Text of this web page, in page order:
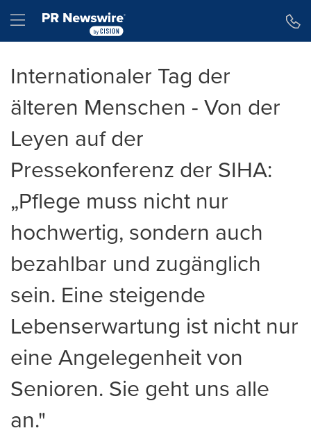
Hamburger menu
Internationaler Tag der
älteren Menschen - Von der
Leyen auf der
Pressekonferenz der SIHA:
„Pflege muss nicht nur
hochwertig, sondern auch
bezahlbar und zugänglich
sein. Eine steigende
Lebenserwartung ist nicht nur
eine Angelegenheit von
Senioren. Sie geht uns alle
an."